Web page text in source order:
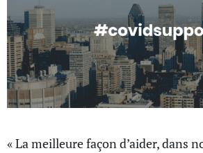
« La meilleure façon d’aider, dans